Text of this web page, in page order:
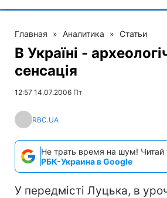
Главная » Аналитика » Статьи
В Україні -
сенсація
12:57 14.07.2006 Пт
RBC.UA
Не трать время на шум! Читай
РБК-Украина в Google
У передмісті Луцька, в